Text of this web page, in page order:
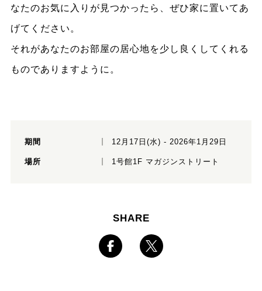
なたのお気に入りが見つかったら、ぜひ家に置いてあ
げてください。
それがあなたのお部屋の居心地を少し良くしてくれる
ものでありますように。
期間 12月17日(水) - 2026年1月29日
場所 1号館1F マガジンストリート
SHARE